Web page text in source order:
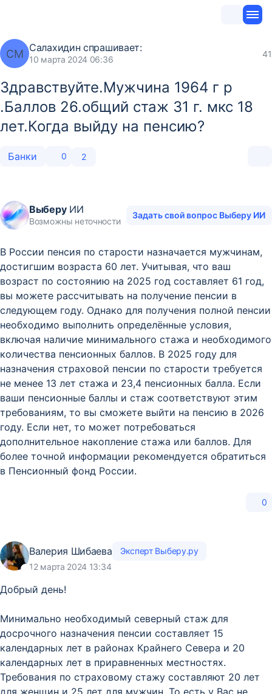
СМ Салахидин спрашивает:
10 марта 2024 06:36
41
Здравствуйте.Мужчина 1964 г р
.Баллов 26.общий стаж 31 г. мкс 18
лет.Когда выйду на пенсию?
Банки 0 2
ВыберуИИ
Возможны неточности
Задать свой вопрос Выберу ИИ
В России пенсия по старости назначается мужчинам,
достигшим возраста 60 лет. Учитывая, что ваш
возраст по состоянию на 2025 год составляет 61 год,
вы можете рассчитывать на получение пенсии в
следующем году. Однако для получения полной пенсии
необходимо выполнить определённые условия,
включая наличие минимального стажа и необходимого
количества пенсионных баллов. В 2025 году для
назначения страховой пенсии по старости требуется
не менее 13 лет стажа и 23,4 пенсионных балла. Если
ваши пенсионные баллы и стаж соответствуют этим
требованиям, то вы сможете выйти на пенсию в 2026
году. Если нет, то может потребоваться
дополнительное накопление стажа или баллов. Для
более точной информации рекомендуется обратиться
в Пенсионный фонд России.
0
Валерия Шибаева
Эксперт Выберу.ру
12 марта 2024 13:34
Добрый день!
Минимально необходимый северный стаж для
досрочного назначения пенсии составляет 15
календарных лет в районах Крайнего Севера и 20
календарных лет в приравненных местностях.
Требования по страховому стажу составляют 20 лет
для женщин и 25 лет для мужчин. То есть у Вас не